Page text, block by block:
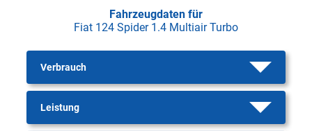
Fahrzeugdaten für
Fiat 124 Spider 1.4 Multiair Turbo
Verbrauch
Leistung